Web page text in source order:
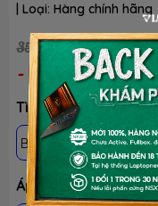
| Loại: Hàng chính hãng
35.990.000₫
- 3%
Tình trạng: Mới
BH 24 THÁNG - 1 ĐỔI
Áp dụng khách hàng